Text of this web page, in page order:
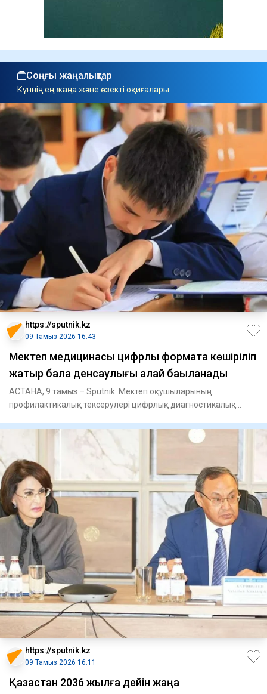
Соңғы жаңалықтар
Күннің ең жаңа және өзекті оқиғалары
https://sputnik.kz
09 Тамыз 2026 16:43
Мектеп медицинасы цифрлық форматқа көшіріліп
жатыр бала денсаулығы қалай бақыланады
АСТАНА, 9 тамыз – Sputnik. Мектеп оқушыларының
профилактикалық тексерулері цифрлық диагностикалық
https://sputnik.kz
09 Тамыз 2026 16:11
Қазақстан 2036 жылға дейін жаңа